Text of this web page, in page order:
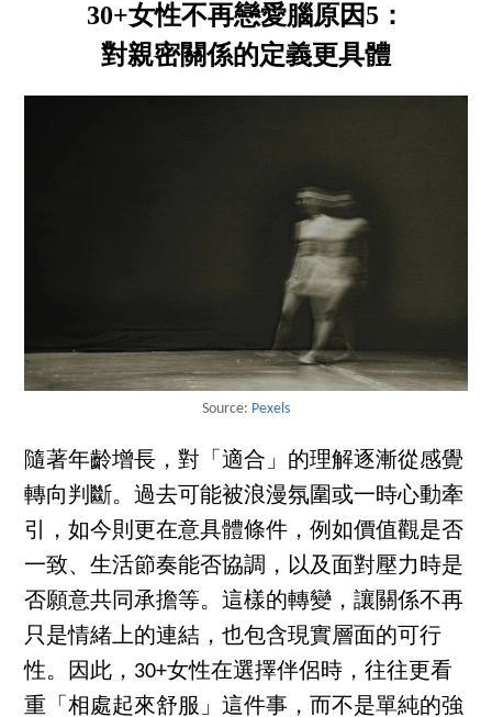
30+女性不再戀愛腦原因5：
對親密關係的定義更具體
Source: Pexels
隨著年齡增長，對「適合」的理解逐漸從感覺
轉向判斷。過去可能被浪漫氛圍或一時心動牽
引，如今則更在意具體條件，例如價值觀是否
一致、生活節奏能否協調，以及面對壓力時是
否願意共同承擔等。這樣的轉變，讓關係不再
只是情緒上的連結，也包含現實層面的可行
性。因此，30+女性在選擇伴侶時，往往更看
重「相處起來舒服」這件事，而不是單純的強